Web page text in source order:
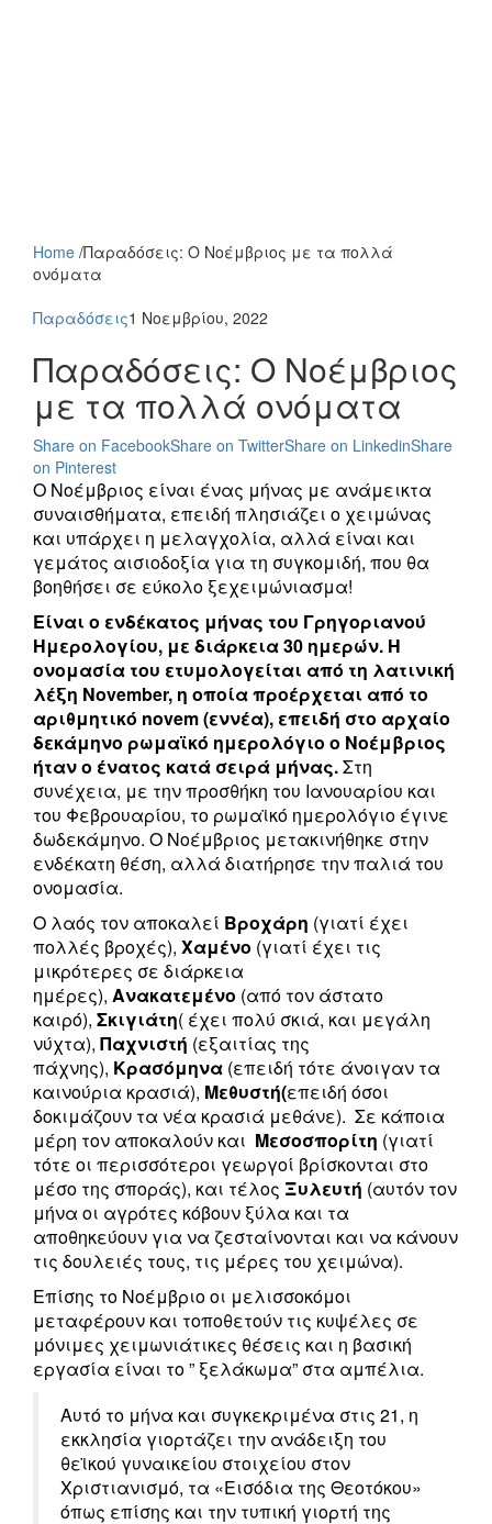
Home /Παραδόσεις: Ο Νοέμβριος με τα πολλά
ονόματα
Παραδόσεις1 Νοεμβρίου, 2022
Παραδόσεις: Ο Νοέμβριος
με τα πολλά ονόματα
Share on FacebookShare on TwitterShare on LinkedinShare
on Pinterest
Ο Νοέμβριος είναι ένας μήνας με ανάμεικτα
συναισθήματα, επειδή πλησιάζει ο χειμώνας
και υπάρχει η μελαγχολία, αλλά είναι και
γεμάτος αισιοδοξία για τη συγκομιδή, που θα
βοηθήσει σε εύκολο ξεχειμώνιασμα!
Είναι ο ενδέκατος μήνας του Γρηγοριανού
Ημερολογίου, με διάρκεια 30 ημερών. Η
ονομασία του ετυμολογείται από τη λατινική
λέξη November, η οποία προέρχεται από το
αριθμητικό novem (εννέα), επειδή στο αρχαίο
δεκάμηνο ρωμαϊκό ημερολόγιο ο Νοέμβριος
ήταν ο ένατος κατά σειρά μήνας.Στη
συνέχεια, με την προσθήκη του Ιανουαρίου και
του Φεβρουαρίου, το ρωμαϊκό ημερολόγιο έγινε
δωδεκάμηνο. Ο Νοέμβριος μετακινήθηκε στην
ενδέκατη θέση, αλλά διατήρησε την παλιά του
ονομασία.
Ο λαός τον αποκαλεί Βροχάρη (γιατί έχει
πολλές βροχές), Χαμένο (γιατί έχει τις
μικρότερες σε διάρκεια
ημέρες), Ανακατεμένο (από τον άστατο
καιρό), Σκιγιάτη( έχει πολύ σκιά, και μεγάλη
νύχτα), Παχνιστή (εξαιτίας της
πάχνης), Κρασόμηνα (επειδή τότε άνοιγαν τα
καινούρια κρασιά), Μεθυστή(επειδή όσοι
δοκιμάζουν τα νέα κρασιά μεθάνε). Σε κάποια
μέρη τον αποκαλούν και Μεσοσπορίτη (γιατί
τότε οι περισσότεροι γεωργοί βρίσκονται στο
μέσο της σποράς), και τέλος Ξυλευτή (αυτόν τον
μήνα οι αγρότες κόβουν ξύλα και τα
αποθηκεύουν για να ζεσταίνονται και να κάνουν
τις δουλειές τους, τις μέρες του χειμώνα).
Επίσης το Νοέμβριο οι μελισσοκόμοι
μεταφέρουν και τοποθετούν τις κυψέλες σε
μόνιμες χειμωνιάτικες θέσεις και η βασική
εργασία είναι το ” ξελάκωμα” στα αμπέλια.
Αυτό το μήνα και συγκεκριμένα στις 21, η
εκκλησία γιορτάζει την ανάδειξη του
θεϊκού γυναικείου στοιχείου στον
Χριστιανισμό, τα «Εισόδια της Θεοτόκου»
όπως επίσης και την τυπική γιορτή της